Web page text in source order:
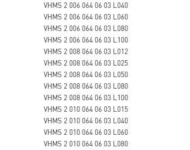
VHMS 2 006 064 06 03 L040
VHMS 2 006 064 06 03 L060
VHMS 2 006 064 06 03 L080
VHMS 2 006 064 06 03 L100
VHMS 2 008 064 06 03 L012
VHMS 2 008 064 06 03 L025
VHMS 2 008 064 06 03 L050
VHMS 2 008 064 06 03 L080
VHMS 2 008 064 06 03 L100
VHMS 2 010 064 06 03 L015
VHMS 2 010 064 06 03 L040
VHMS 2 010 064 06 03 L060
VHMS 2 010 064 06 03 L080